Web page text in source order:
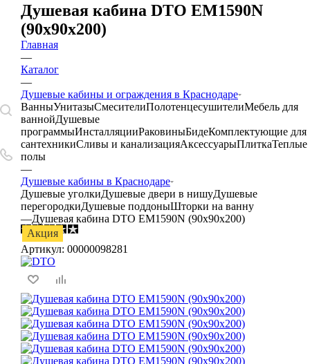
0
Душевая кабина DTO ЕМ1590N
(90х90х200)
Главная
—
Каталог
—
Душевые кабины и ограждения в Краснодаре
ВанныУнитазыСмесителиПолотенцесушителиМебель для
ваннойДушевые
программыИнсталляцииРаковиныБидеКомплектующие для
сантехникиСливы и канализацияАксессуарыПлиткаТеплые
полы
—
Душевые кабины в Краснодаре
Душевые уголкиДушевые двери в нишуДушевые
перегородкиДушевые поддоныШторки на ванну
—Душевая кабина DTO ЕМ1590N (90х90х200)
Акция
Артикул: 00000098281